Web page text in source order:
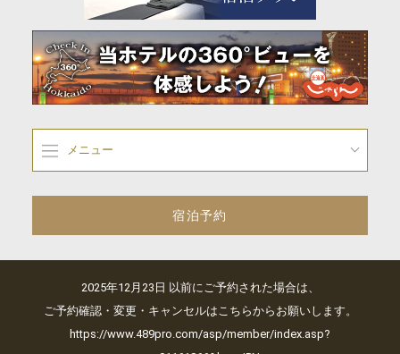
メニュー
宿泊予約
2025年12月23日 以前にご予約された場合は、
ご予約確認・変更・キャンセルはこちらからお願いします。
https://www.489pro.com/asp/member/index.asp?